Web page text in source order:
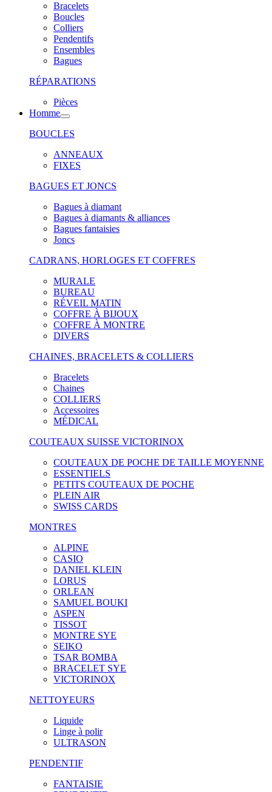
Bracelets
Boucles
Colliers
Pendentifs
Ensembles
Bagues
RÉPARATIONS
Pièces
Homme
BOUCLES
ANNEAUX
FIXES
BAGUES ET JONCS
Bagues à diamant
Bagues à diamants & alliances
Bagues fantaisies
Joncs
CADRANS, HORLOGES ET COFFRES
MURALE
BUREAU
RÉVEIL MATIN
COFFRE À BIJOUX
COFFRE À MONTRE
DIVERS
CHAINES, BRACELETS & COLLIERS
Bracelets
Chaines
COLLIERS
Accessoires
MÉDICAL
COUTEAUX SUISSE VICTORINOX
COUTEAUX DE POCHE DE TAILLE MOYENNE
ESSENTIELS
PETITS COUTEAUX DE POCHE
PLEIN AIR
SWISS CARDS
MONTRES
ALPINE
CASIO
DANIEL KLEIN
LORUS
ORLEAN
SAMUEL BOUKI
ASPEN
TISSOT
MONTRE SYE
SEIKO
TSAR BOMBA
BRACELET SYE
VICTORINOX
NETTOYEURS
Liquide
Linge à polir
ULTRASON
PENDENTIF
FANTAISIE